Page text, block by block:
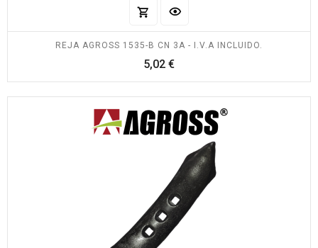
REJA AGROSS 1535-B CN 3A - I.V.A INCLUIDO.
5,02 €Precio